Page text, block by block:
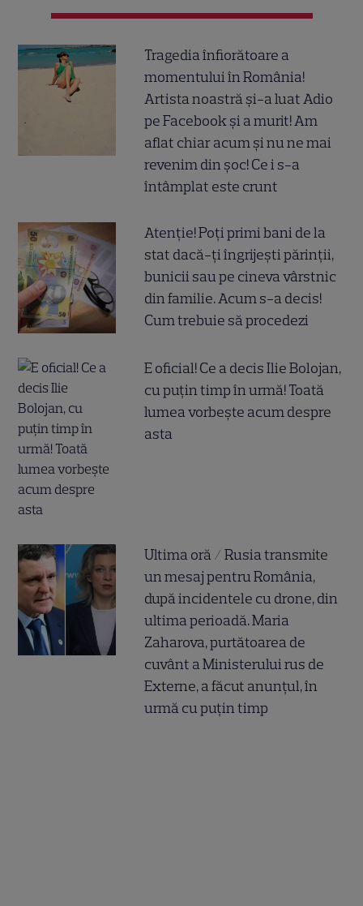
Tragedia înfiorătoare a
momentului în România!
Artista noastră și-a luat Adio
pe Facebook și a murit! Am
aflat chiar acum și nu ne mai
revenim din șoc! Ce i s-a
întâmplat este crunt
Atenție! Poți primi bani de la
stat dacă-ți îngrijești părinții,
bunicii sau pe cineva vârstnic
din familie. Acum s-a decis!
Cum trebuie să procedezi
E oficial! Ce a decis Ilie Bolojan,
cu puțin timp în urmă! Toată
lumea vorbește acum despre
asta
Ultima oră / Rusia transmite
un mesaj pentru România,
după incidentele cu drone, din
ultima perioadă. Maria
Zaharova, purtătoarea de
cuvânt a Ministerului rus de
Externe, a făcut anunțul, în
urmă cu puțin timp